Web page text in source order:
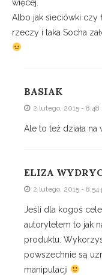
więcej.
Albo jak sieciówki czy
rzeczy i taka Socha
BASIAK
2 lutego, 2015 - 8:48
Ale to też działa na
ELIZA
2 lutego, 2015 - 8:54
Jeśli dla kogoś
autorytetem to jak
produktu.
powszechnie są
manipulacji